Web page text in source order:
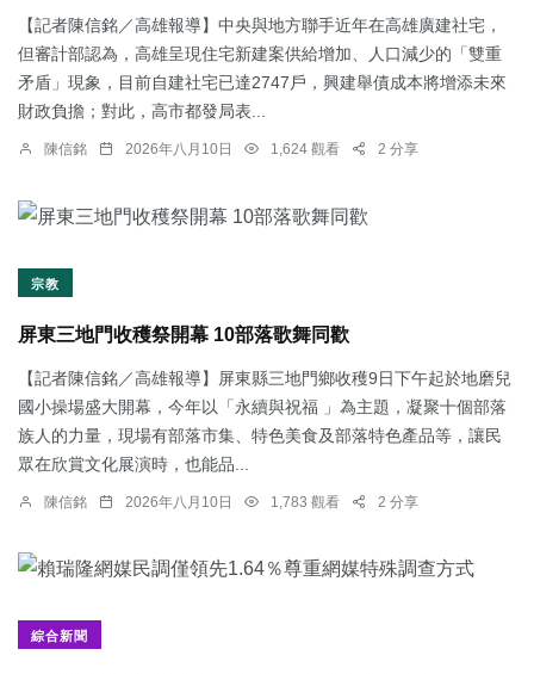
【記者陳信銘／高雄報導】中央與地方聯手近年在高雄廣建社宅，
但審計部認為，高雄呈現住宅新建案供給增加、人口減少的「雙重
矛盾」現象，目前自建社宅已達2747戶，興建舉債成本將增添未來
財政負擔；對此，高市都發局表...
陳信銘 2026年八月10日 1,624 觀看 2 分享
宗教
屏東三地門收穫祭開幕 10部落歌舞同歡
【記者陳信銘／高雄報導】屏東縣三地門鄉收穫9日下午起於地磨兒
國小操場盛大開幕，今年以「永續與祝福 」為主題，凝聚十個部落
族人的力量，現場有部落市集、特色美食及部落特色產品等，讓民
眾在欣賞文化展演時，也能品...
陳信銘 2026年八月10日 1,783 觀看 2 分享
綜合新聞